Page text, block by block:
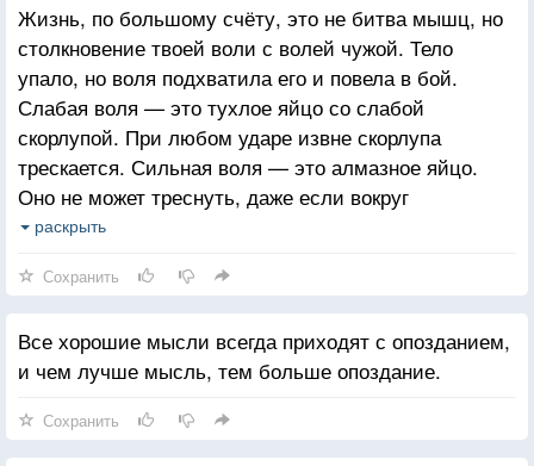
Жизнь, по большому счёту, это не битва мышц, но
столкновение твоей воли с волей чужой. Тело
упало, но воля подхватила его и повела в бой.
Слабая воля — это тухлое яйцо со слабой
скорлупой. При любом ударе извне скорлупа
трескается. Сильная воля — это алмазное яйцо.
Оно не может треснуть, даже если вокруг
расколется весь мир. И неважно, в каком оно теле —
раскрыть
Сохранить
Все хорошие мысли всегда приходят с опозданием,
и чем лучше мысль, тем больше опоздание.
Сохранить